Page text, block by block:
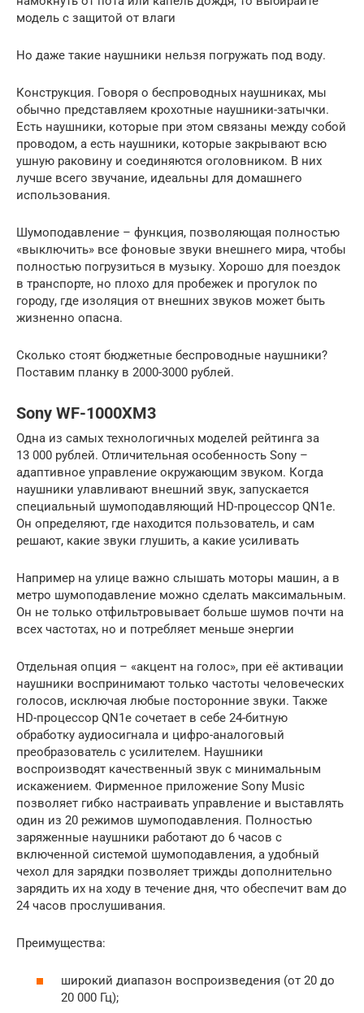
модель с защитой от влаги
Но даже такие наушники нельзя погружать под воду.
Конструкция. Говоря о беспроводных наушниках, мы
обычно представляем крохотные наушники-затычки.
Есть наушники, которые при этом связаны между собой
проводом, а есть наушники, которые закрывают всю
ушную раковину и соединяются оголовником. В них
лучше всего звучание, идеальны для домашнего
использования.
Шумоподавление – функция, позволяющая полностью
«выключить» все фоновые звуки внешнего мира, чтобы
полностью погрузиться в музыку. Хорошо для поездок
в транспорте, но плохо для пробежек и прогулок по
городу, где изоляция от внешних звуков может быть
жизненно опасна.
Сколько стоят бюджетные беспроводные наушники?
Поставим планку в 2000-3000 рублей.
Sony WF-1000XM3
Одна из самых технологичных моделей рейтинга за
13 000 рублей. Отличительная особенность Sony –
адаптивное управление окружающим звуком. Когда
наушники улавливают внешний звук, запускается
специальный шумоподавляющий HD-процессор QN1e.
Он определяют, где находится пользователь, и сам
решают, какие звуки глушить, а какие усиливать
Например на улице важно слышать моторы машин, а в
метро шумоподавление можно сделать максимальным.
Он не только отфильтровывает больше шумов почти на
всех частотах, но и потребляет меньше энергии
Отдельная опция – «акцент на голос», при её активации
наушники воспринимают только частоты человеческих
голосов, исключая любые посторонние звуки. Также
HD-процессор QN1e сочетает в себе 24-битную
обработку аудиосигнала и цифро-аналоговый
преобразователь с усилителем. Наушники
воспроизводят качественный звук с минимальным
искажением. Фирменное приложение Sony Music
позволяет гибко настраивать управление и выставлять
один из 20 режимов шумоподавления. Полностью
заряженные наушники работают до 6 часов с
включенной системой шумоподавления, а удобный
чехол для зарядки позволяет трижды дополнительно
зарядить их на ходу в течение дня, что обеспечит вам до
24 часов прослушивания.
Преимущества:
широкий диапазон воспроизведения (от 20 до
20 000 Гц);